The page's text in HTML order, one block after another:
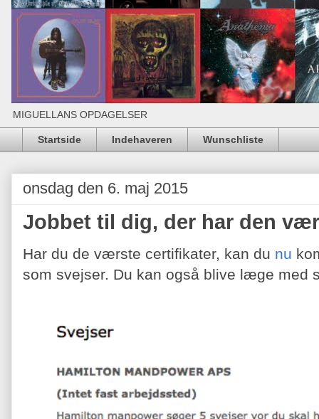
MIGUELLANS OPDAGELSER
Startside Indehaveren Wunschliste
onsdag den 6. maj 2015
Jobbet til dig, der har den
Har du de værste certifikater, kan du nu
som svejser. Du kan også blive læge med